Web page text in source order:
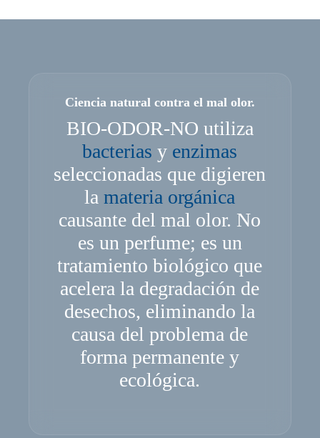
Ciencia natural contra el mal olor.
BIO-ODOR-NO utiliza
bacterias y enzimas
seleccionadas que digieren
lamateria orgánica
causante del mal olor. No
es un perfume; es un
tratamiento biológico que
acelera la degradación de
desechos, eliminando la
causa del problema de
forma permanente y
ecológica.